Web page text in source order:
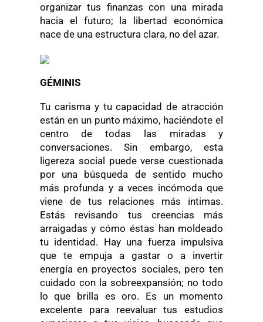
organizar tus finanzas con una mirada
hacia el futuro; la libertad económica
nace de una estructura clara, no del azar.
GÉMINIS
Tu carisma y tu capacidad de atracción
están en un punto máximo, haciéndote el
centro de todas las miradas y
conversaciones. Sin embargo, esta
ligereza social puede verse cuestionada
por una búsqueda de sentido mucho
más profunda y a veces incómoda que
viene de tus relaciones más íntimas.
Estás revisando tus creencias más
arraigadas y cómo éstas han moldeado
tu identidad. Hay una fuerza impulsiva
que te empuja a gastar o a invertir
energía en proyectos sociales, pero ten
cuidado con la sobreexpansión; no todo
lo que brilla es oro. Es un momento
excelente para reevaluar tus estudios